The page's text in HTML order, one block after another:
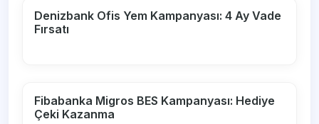
Denizbank Ofis Yem Kampanyası: 4 Ay Vade
Fırsatı
Fibabanka Migros BES Kampanyası: Hediye
Çeki Kazanma